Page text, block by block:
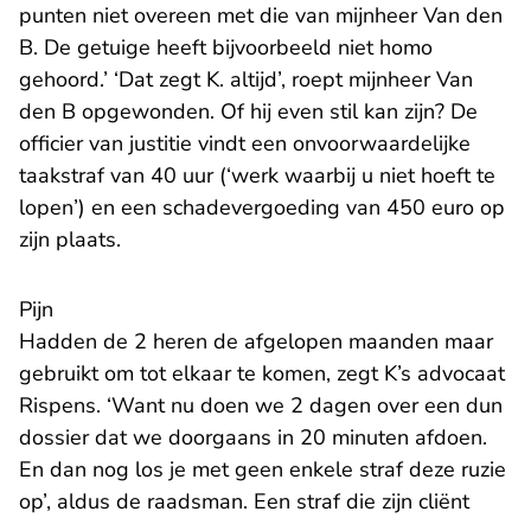
punten niet overeen met die van mijnheer Van den
B. De getuige heeft bijvoorbeeld niet homo
gehoord.’ ‘Dat zegt K. altijd’, roept mijnheer Van
den B opgewonden. Of hij even stil kan zijn? De
officier van justitie vindt een onvoorwaardelijke
taakstraf van 40 uur (‘werk waarbij u niet hoeft te
lopen’) en een schadevergoeding van 450 euro op
zijn plaats.
Pijn
Hadden de 2 heren de afgelopen maanden maar
gebruikt om tot elkaar te komen, zegt K’s advocaat
Rispens. ‘Want nu doen we 2 dagen over een dun
dossier dat we doorgaans in 20 minuten afdoen.
En dan nog los je met geen enkele straf deze ruzie
op’, aldus de raadsman. Een straf die zijn cliënt